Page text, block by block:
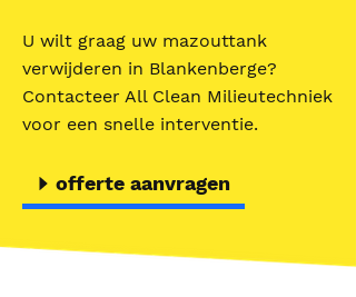
U wilt graag uw mazouttank
verwijderen in Blankenberge?
Contacteer All Clean Milieutechniek
voor een snelle interventie.
offerte aanvragen